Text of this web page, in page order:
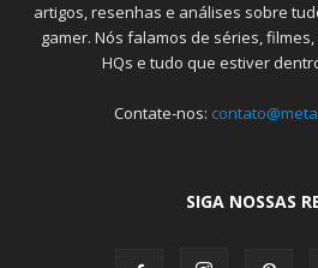
artigos, resenhas e análises sobre
gamer. Nós falamos de séries,
HQs e tudo que estiver
Contate-nos:
SIGA NOSSAS